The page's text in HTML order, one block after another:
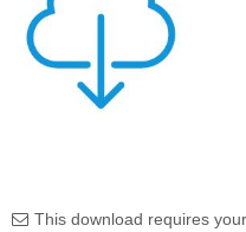
This download requires